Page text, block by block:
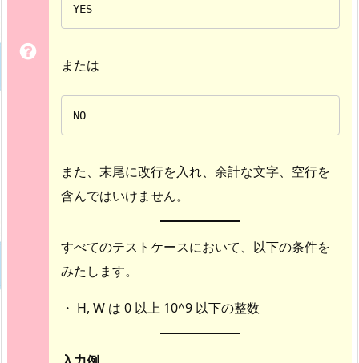
YES
または
NO
また、末尾に改行を入れ、余計な文字、空行を
含んではいけません。
すべてのテストケースにおいて、以下の条件を
みたします。
・ H, W は 0 以上 10^9 以下の整数